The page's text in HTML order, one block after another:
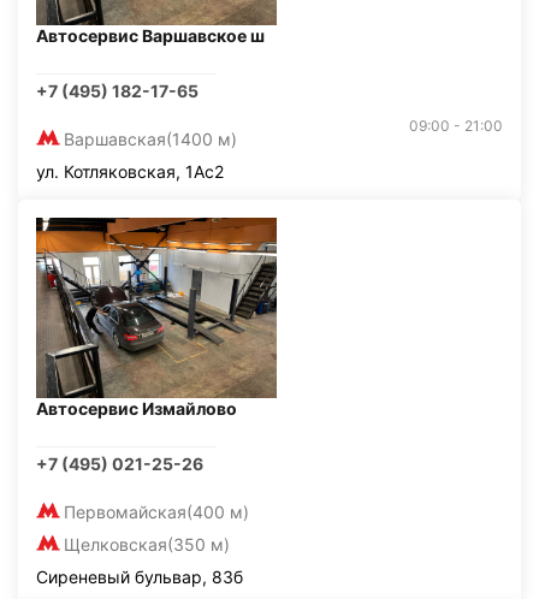
Автосервис Варшавское ш
+7 (495) 182-17-65
Варшавская(1400 м)
09:00 - 21:00
ул. Котляковская, 1Ас2
Автосервис Измайлово
+7 (495) 021-25-26
Первомайская(400 м)
Щелковская(350 м)
Сиреневый бульвар, 83б